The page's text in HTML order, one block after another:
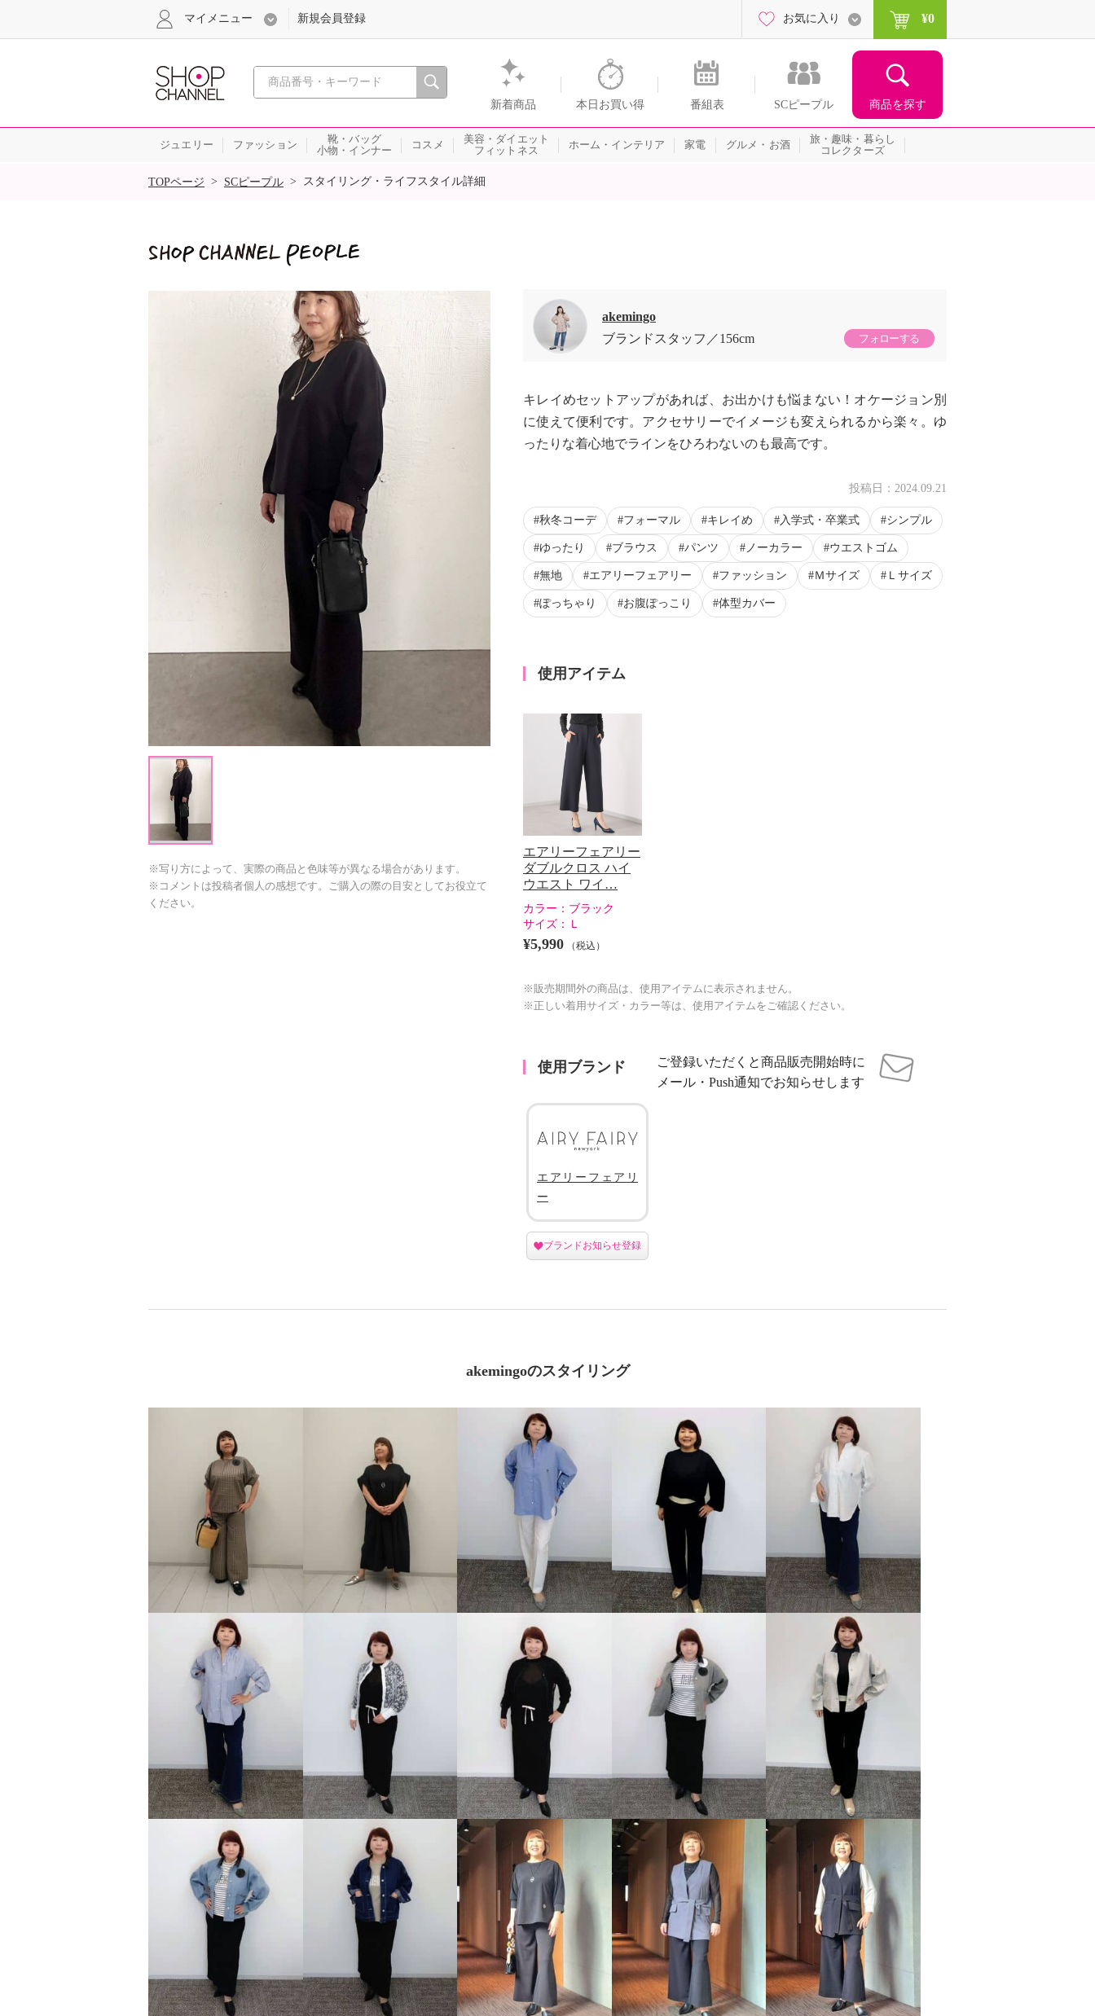
心おどる、瞬間を。通販・テレビショッピングのショップチャンネル
新着商品 本日お買い得 番組表 SCピープル 商品を探す
マイメニュー 新規会員登録 お気に入り ¥0
ジュエリー ファッション
靴・バッグ
小物・インナー
コスメ
美容・ダイエット
フィットネス
ホーム・インテリア 家電 グルメ・お酒
旅・趣味・暮らし
コレクターズ
SALE
TOPページ > SCピープル > スタイリング・ライフスタイル詳細
※写り方によって、実際の商品と色味等が異なる場合があります。
※コメントは投稿者個人の感想です。ご購入の際の目安としてお役立て
ください。
akemingo
ブランドスタッフ
156cm フォローする
キレイめセットアップがあれば、お出かけも悩まない！オケージョン別
に使えて便利です。アクセサリーでイメージも変えられるから楽々。ゆ
ったりな着心地でラインをひろわないのも最高です。
投稿日： 2024.09.21
秋冬コーデ フォーマル キレイめ 入学式・卒業式 シンプル
ゆったり ブラウス パンツ ノーカラー ウエストゴム
無地 エアリーフェアリー ファッション Ｍサイズ Ｌサイズ
ぽっちゃり お腹ぽっこり 体型カバー
使用アイテム
エアリーフェアリー
ダブルクロス ハイ
ウエスト ワイ…
カラー： ブラック
サイズ：
Ｌ
¥5,990 （税込）
※販売期間外の商品は、使用アイテムに表示されません。
※正しい着用サイズ・カラー等は、使用アイテムをご確認ください。
使用ブランド
ご登録いただくと商品販売開始時に
メール・Push通知でお知らせします
エアリーフェアリ
ー
ブランドお知らせ登録
akemingoのスタイリング